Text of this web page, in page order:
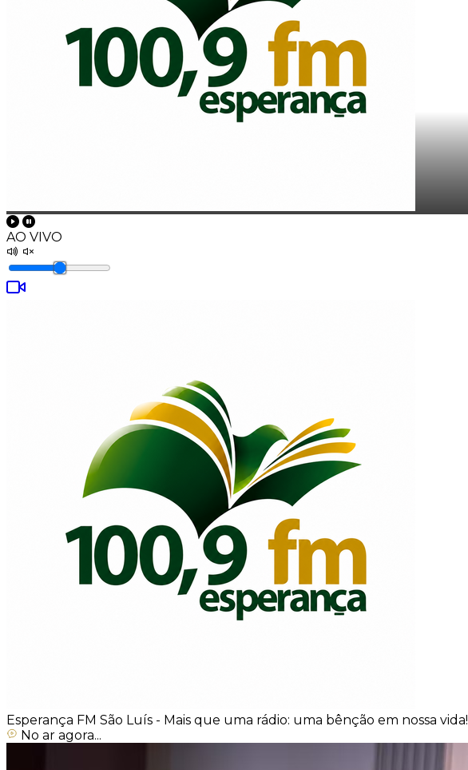
AO VIVO
Esperança FM São Luís - Mais que uma rádio: uma bênção em nossa vida!
No ar agora...